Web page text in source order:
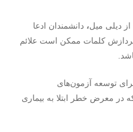
از دیلی میل، دانشمندان ادعا
کلمات ممکن است علائم
برای توسعه آزمون‌های
در معرض خطر ابتلا به بیماری